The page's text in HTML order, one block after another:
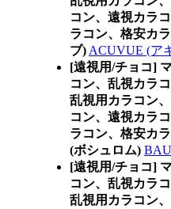
コン、遠視カラ
ラコン、格安カ
ブ) ACUVUE (ア
[遠視用/チョコ]
コン、乱視カラ
乱視用カラコン
コン、遠視カラ
ラコン、格安カ
(ボシュロム)
[遠視用/チョコ]
コン、乱視カラ
乱視用カラコン